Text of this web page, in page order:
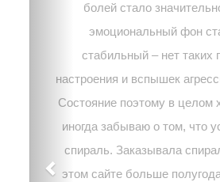
болей стало
эмоциональный фон
стабильный – нет таких
настроения и вспышек
Состояние поэтому в целом
иногда забываю о том, что
спираль. Заказывала
этом сайте больше